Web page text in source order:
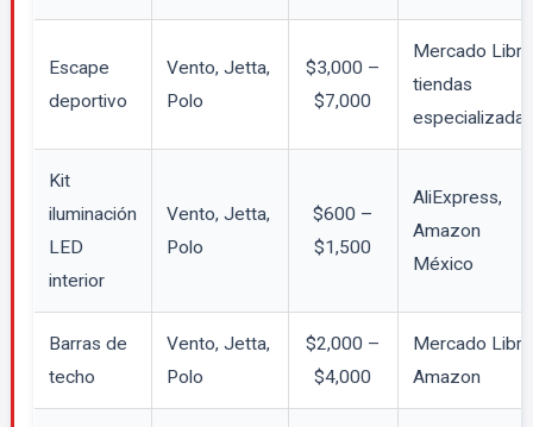
Escape
deportivo
Vento, Jetta,
Polo
$3,000 –
$7,000
Mercado
tiendas
especializadas
Kit
iluminación
LED
interior
Vento, Jetta,
Polo
$600 –
$1,500
AliExpress,
Amazon
México
Barras de
techo
Vento, Jetta,
Polo
$2,000 –
$4,000
Mercado
Amazon